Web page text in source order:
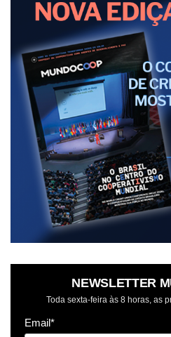
NEWSLETTER
Toda sexta-feira às 8 horas, as
Email*